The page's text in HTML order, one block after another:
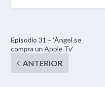
Episodio 31 – ‘Ángel se
compra un Apple Tv’